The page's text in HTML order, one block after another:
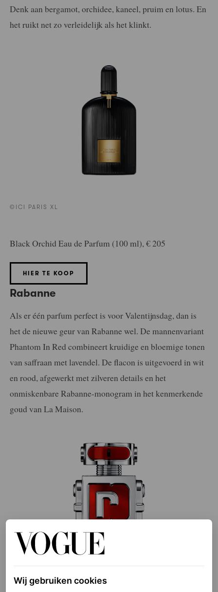
Denk aan bergamot, orchidee, kaneel, pruim en lotus. En
het ruikt net zo verleidelijk als het klinkt.
©ICI PARIS XL
Black Orchid Eau de Parfum (100 ml), € 205
HIER TE KOOP
Rabanne
Als er één parfum perfect is voor Valentijnsdag, dan is
het de nieuwe geur van Rabanne wel. De mannenvariant
Phantom In Red combineert kruidige en bloemige tonen
van saffraan met lavendel. De flacon is uitgevoerd in wit
en rood, afgewerkt met zilveren details en het
onmiskenbare Rabanne-monogram in het kenmerkende
goud van La Maison.
Wij gebruiken cookies